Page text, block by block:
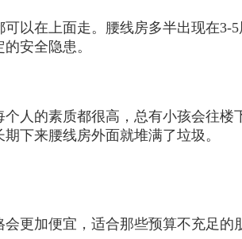
以在上面走。腰线房多半出现在3-
安全隐患。
人的素质都很高，总有小孩会往
下来腰线房外面就堆满了垃圾。
更加便宜，适合那些预算不充足的